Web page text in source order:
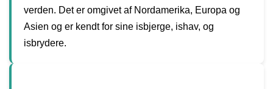
verden. Det er omgivet af Nordamerika, Europa og
Asien og er kendt for sine isbjerge, ishav, og
isbrydere.